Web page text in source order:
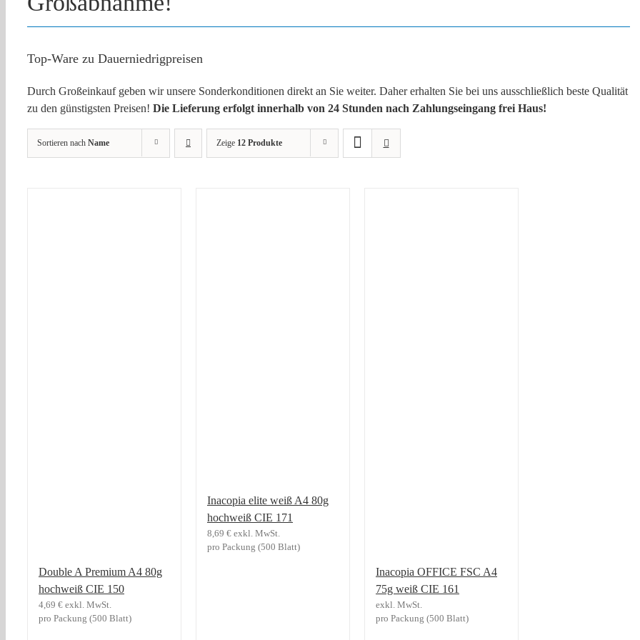
Top-Ware zu Dauerniedrigpreisen
Durch Großeinkauf geben wir unsere Sonderkonditionen direkt an Sie weiter. Daher erhalten Sie bei uns ausschließlich beste Qualität
zu den günstigsten Preisen! Die Lieferung erfolgt innerhalb von 24 Stunden nach Zahlungseingang frei Haus!
Sortieren nach Name Zeige 12 Produkte
Double A Premium A4 80g
hochweiß CIE 150
4,69 € exkl. MwSt.
pro Packung (500 Blatt)
Inacopia elite weiß A4 80g
hochweiß CIE 171
8,69 € exkl. MwSt.
pro Packung (500 Blatt)
Inacopia OFFICE FSC A4
75g weiß CIE 161
exkl. MwSt.
pro Packung (500 Blatt)